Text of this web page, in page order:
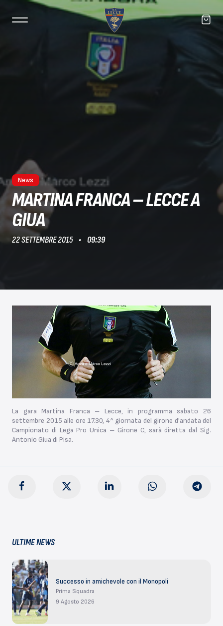
News
MARTINA FRANCA – LECCE A
GIUA
22 SETTEMBRE 2015 09:39
La gara Martina Franca – Lecce, in programma sabato 26
settembre 2015 alle ore 17.30, 4^ giornata del girone d'andata del
Campionato di Lega Pro Unica – Girone C, sarà diretta dal Sig.
Antonio Giua di Pisa.
ULTIME NEWS
Successo in amichevole con il Monopoli
Prima Squadra
9 Agosto 2026